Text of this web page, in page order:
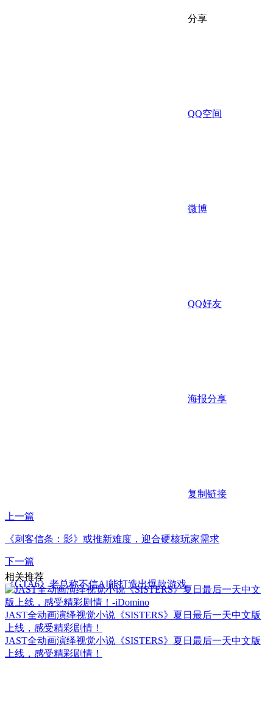
分享
QQ空间
微博
QQ好友
海报分享
复制链接
上一篇
《刺客信条：影》或推新难度，迎合硬核玩家需求
下一篇
《GTA6》老总称不信AI能打造出爆款游戏
相关推荐
JAST全动画演绎视觉小说《SISTERS》夏日最后一天中文版
上线，感受精彩剧情！
JAST全动画演绎视觉小说《SISTERS》夏日最后一天中文版
上线，感受精彩剧情！